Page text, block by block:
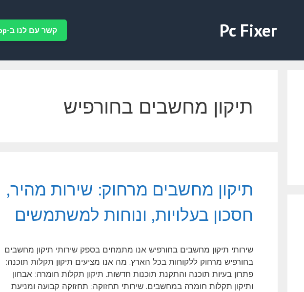
Pc Fixer קשר עם לנו ב-WhatsApp
תיקון מחשבים בחורפיש
תיקון מחשבים מרחוק: שירות מהיר,
חסכון בעלויות, ונוחות למשתמשים
שירותי תיקון מחשבים בחורפיש אנו מתמחים בספק שירותי תיקון מחשבים
בחורפיש מרחוק ללקוחות בכל הארץ. מה אנו מציעים תיקון תקלות תוכנה:
פתרון בעיות תוכנה והתקנת תוכנות חדשות. תיקון תקלות חומרה: אבחון
ותיקון תקלות חומרה במחשבים. שירותי תחזוקה: תחזוקה קבועה ומניעת